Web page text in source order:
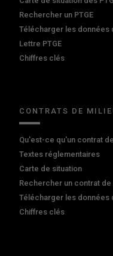
Rechercher un PTGE
Télécharger les données
Lettre PTGE
Chiffres clés
CONTRATS DE
Qu'est-ce qu'un contrat
Textes réglementaires
Carte de situation
Rechercher un contrat de
Télécharger les données
Chiffres clés